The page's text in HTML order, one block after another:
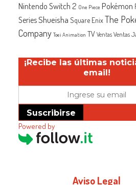
Nintendo Switch 2 One Piece Pokémon
SeriesShueisha Square EnixThe
Company Toei Animation TV Ventas Ventas
¡Recibe las últimas
email!
Suscribirse
Powered by
Aviso Legal